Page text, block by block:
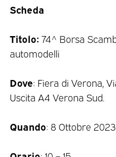
Scheda
Titolo: 74^ Borsa
automodelli
Dove: Fiera di Verona,
Uscita A4 Verona Sud.
Quando: 8 Ottobre 2023